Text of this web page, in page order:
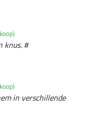
knus. #
in verschillende